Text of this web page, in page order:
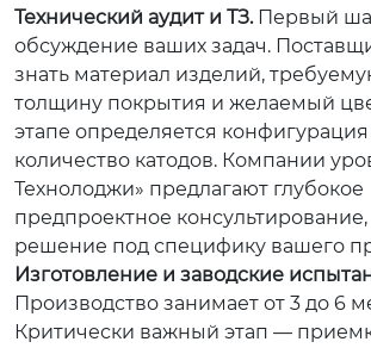
Технический аудит и ТЗ.Первый
обсуждение ваших задач.
знать материал изделий,
толщину покрытия и желаемый
этапе определяется
количество катодов. Компании
Технолоджи» предлагают глубокое
предпроектное консультирование,
решение под специфику вашего
Изготовление и заводские
Производство занимает от 3 до 6
Критически важный этап —